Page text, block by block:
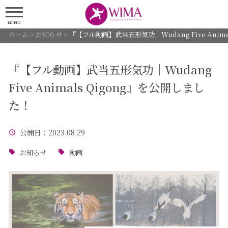
MENU
ホーム > お知らせ> 『【フル動画】武当五形気功｜Wudang Five
『【フル動画】武当五形気功｜Wudang
Five Animals Qigong』を公開しまし
た！
公開日 ：2023.08.29
お知らせ 動画